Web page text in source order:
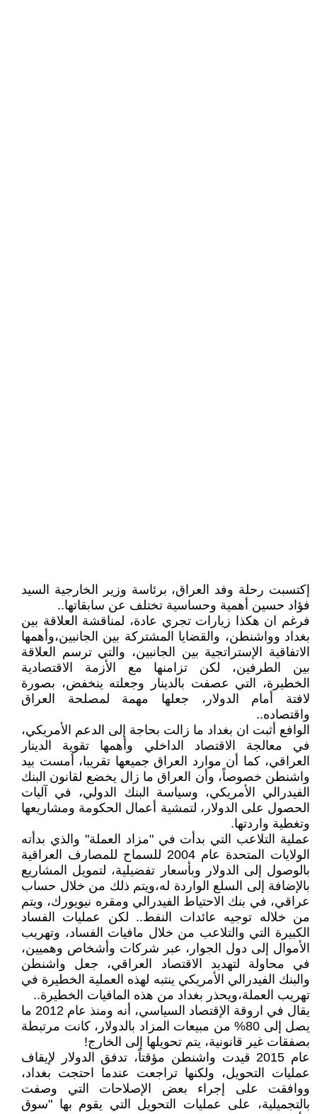
إكتسبت رحلة وفد العراق، برئاسة وزير الخارجية السيد
فؤاد حسين أهمية وحساسية تختلف عن سابقاتها..
فرغم ان هكذا زيارات تجري عادة، لمناقشة العلاقة بين
بغداد وواشنطن، والقضايا المشتركة بين الجانبين،وأهمها
الاتفاقية الإستراتجية بين الجانبين، والتي ترسم العلاقة
بين الطرفين، لكن تزامنها مع الأزمة الاقتصادية
الخطيرة، التي عصفت بالدينار وجعلته ينخفض، بصورة
لافتة أمام الدولار، جعلها مهمة لمصلحة العراق
واقتصاده..
الوافع أثبت ان بغداد ما زالت بحاجة إلى الدعم الأمريكي،
في معالجة الاقتصاد الداخلي وأهمها تقوية الدينار
العراقي، كما أن موارد العراق جميعها تقريبا، أمست بيد
واشنطن خصوصاً، وأن العراق ما زال يخضع لقانون البنك
الفيدرالي الأمريكي، وسياسة البنك الدولي، في آليات
الحصول على الدولار، لتمشية أعمال الحكومة ومشاريعها
وتغطية واردتها.
عملية التلاعب التي بدأت في "مزاد العملة" والذي بدأته
الولايات المتحدة عام 2004 للسماح للمصارف العراقية
بالوصول إلى الدولار وبأسعار تفضيلية، لتمويل المشاريع
بالإضافة إلى السلع الواردة له،ويتم ذلك من خلال حساب
عراقي، في بنك الاحتياط الفيدرالي ومقره نيويورك، ويتم
من خلاله توجيه عائدات النفط.. لكن عمليات الفساد
الكبيرة التي والتلاعب من خلال مافيات الفساد، وتهريب
الأموال إلى دول الجوار، عبر شركات وأشخاص وهميين،
في محاولة لتهديد الاقتصاد العراقي، جعل واشنطن
والبنك الفيدرالي الأمريكي ينتبه لهذه العملية الخطيرة في
تهريب العملة،ويحذر بغداد من هذه المافيات الخطيرة..
يقال في اروقة الإقتصاد السياسي، أنه ومنذ عام 2012 ما
يصل إلى 80% من مبيعات المزاد بالدولار، كانت مرتبطة
بصفقات غير قانونية، يتم تحويلها إلى الخارج!
عام 2015 قيدت واشنطن مؤقتاً، تدفق الدولار لإيقاف
عمليات التحويل، ولكنها تراجعت عندما احتجت بغداد،
ووافقت على إجراء بعض الإصلاحات التي وصفت
بالتجميلية، على عمليات التحويل التي يقوم بها "سوق